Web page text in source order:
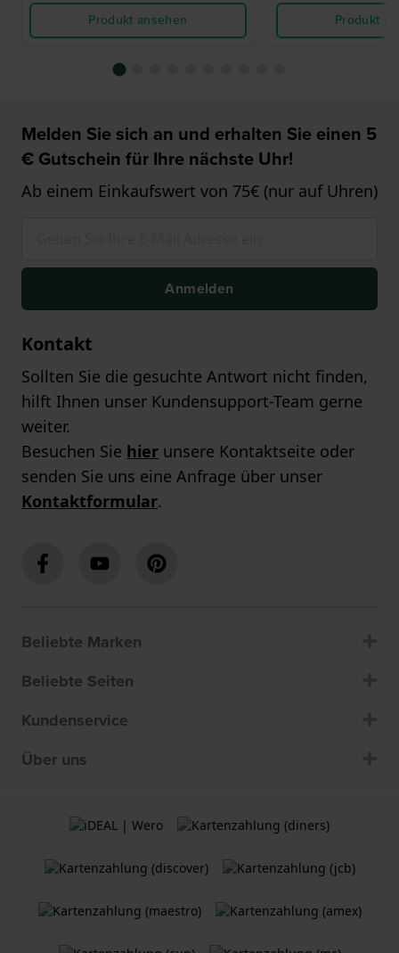
Produkt ansehen
Produkt
Melden Sie sich an und erhalten Sie einen 5
€ Gutschein für Ihre nächste Uhr!
Ab einem Einkaufswert von 75€ (nur auf Uhren)
Anmelden
Kontakt
Sollten Sie die gesuchte Antwort nicht finden,
hilft Ihnen unser Kundensupport-Team gerne
weiter.
Besuchen Sie hier unsere Kontaktseite oder
senden Sie uns eine Anfrage über unser
Kontaktformular.
Beliebte Marken
Beliebte Seiten
Kundenservice
Über uns